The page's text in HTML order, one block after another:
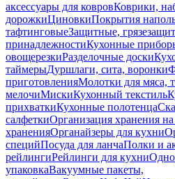
аксессуары для ковровКоврики,
дорожкиЦиновкиПокрытия
тафтинговыеЗащитные,
принадлежностиКухонные
овощерезкиРазделочные доски
таймерыДуршлаги, сита, воронки
приготовленияМолотки для мяса,
мелочиМискиКухонный текстиль
прихваткиКухонные полотенца
салфеткиОрганизация хранения
храненияОрганайзеры для кухни
специйПосуда для ланчаПолки и
рейлингиРейлинги для кухни
упаковкаВакуумные пакеты,